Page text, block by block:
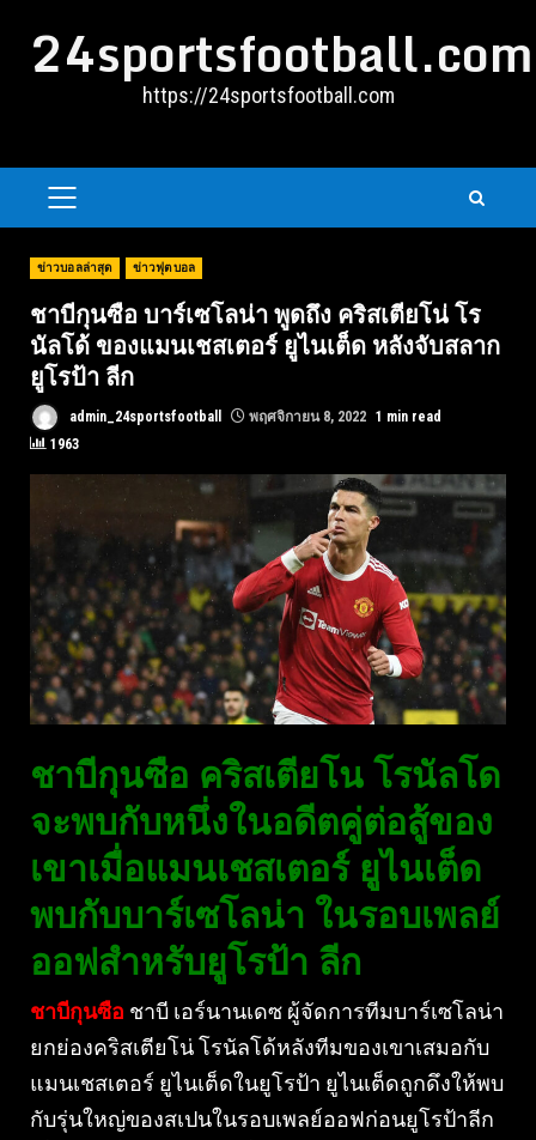
24sportsfootball.com
https://24sportsfootball.com
PRIMARY
ข่าวบอลล่าสุด ข่าวฟุตบอล
ชาบีกุนซือ บาร์เซโลน่า พูดถึง คริสเตียโน่ โร
นัลโด้ ของแมนเชสเตอร์ ยูไนเต็ด หลังจับสลาก
ยูโรป้า ลีก
admin_24sportsfootball พฤศจิกายน 8, 2022 1 min read
1963
ชาบีกุนซือ คริสเตียโน โรนัลโด
จะพบกับหนึ่งในอดีตคู่ต่อสู้ของ
เขาเมื่อแมนเชสเตอร์ ยูไนเต็ด
พบกับบาร์เซโลน่า ในรอบเพลย์
ออฟสำหรับยูโรป้า ลีก
ชาบีกุนซือ ชาบี เอร์นานเดซ ผู้จัดการทีมบาร์เซโลน่า
ยกย่องคริสเตียโน่ โรนัลโด้หลังทีมของเขาเสมอกับ
แมนเชสเตอร์ ยูไนเต็ดในยูโรป้า ยูไนเต็ดถูกดึงให้พบ
กับรุ่นใหญ่ของสเปนในรอบเพลย์ออฟก่อนยูโรป้าลีก